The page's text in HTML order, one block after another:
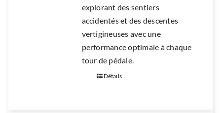
explorant des sentiers
accidentés et des descentes
vertigineuses avec une
performance optimale à chaque
tour de pédale.
Détails